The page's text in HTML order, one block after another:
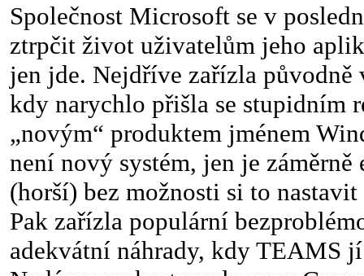
Společnost Microsoft se v
ztrpčit život uživatelům jeho
jen jde. Nejdříve zařízla původně
kdy narychlo přišla se stupidním
„novým“ produktem jménem
není nový systém, jen je
(horší) bez možnosti si to
Pak zařízla populární
adekvátní náhrady, kdy TEAMS